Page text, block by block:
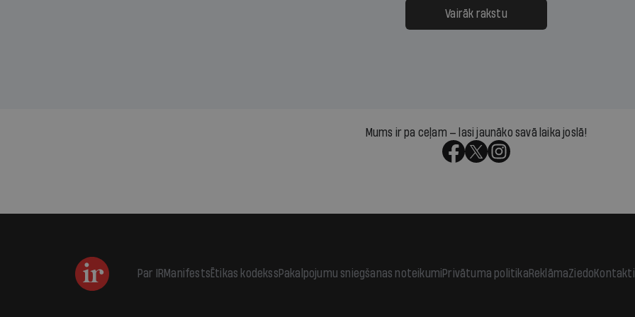
kas jāpārskaita jau trīs dienas
pirms nākamās sapulces
atbalsts un drosme
meteovērojumus arī tad,
Vairāk rakstu
Mums ir pa ceļam — lasi jaunāko savā laika joslā!
Par IRManifestsĒtikas kodekssPakalpojumu sniegšanas noteikumiPrivātuma politikaReklāmaZiedoKontakti